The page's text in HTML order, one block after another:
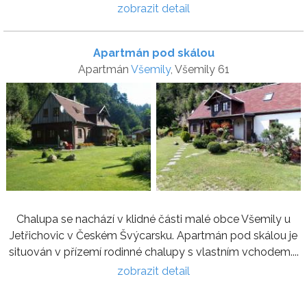
zobrazit detail
Apartmán pod skálou
Apartmán Všemily, Všemily 61
Chalupa se nachází v klidné části malé obce Všemily u
Jetřichovic v Českém Švýcarsku. Apartmán pod skálou je
situován v přízemí rodinné chalupy s vlastním vchodem....
zobrazit detail